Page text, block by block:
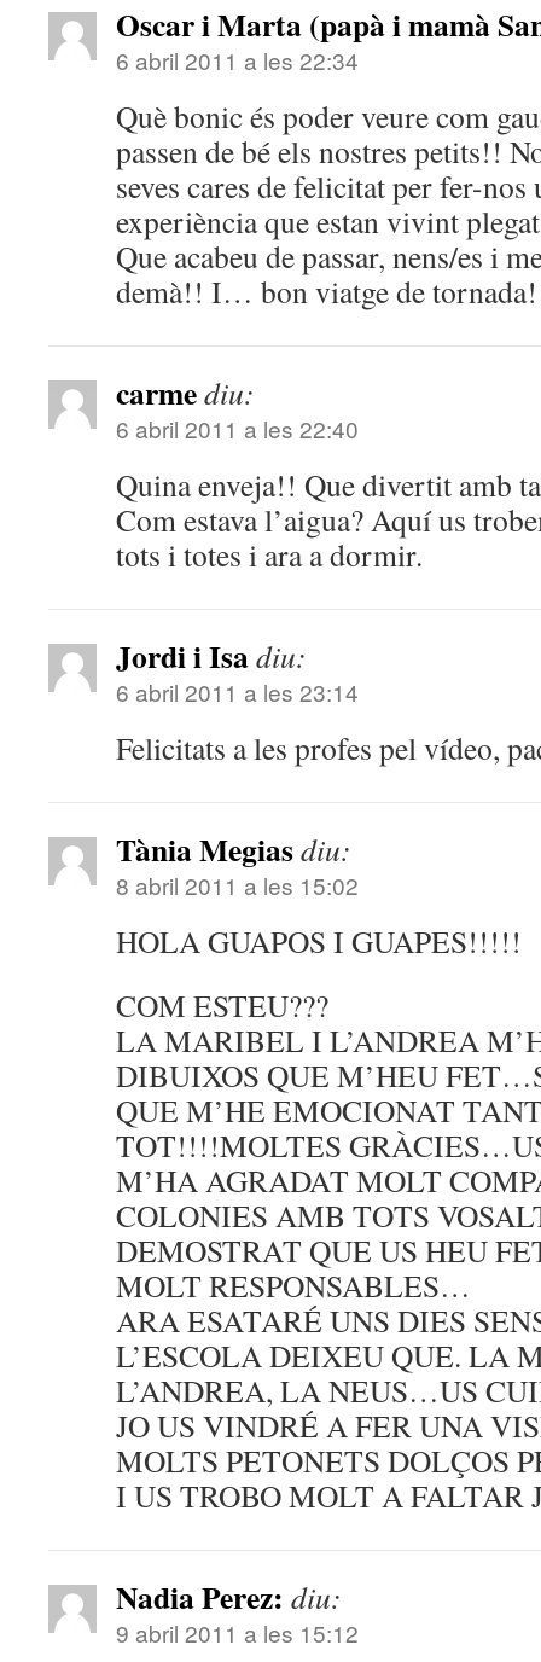
Oscar i Marta (papà i mamà
6 abril 2011 a les 22:34
Què bonic és poder veure com
passen de bé els nostres petits!!
seves cares de felicitat per fer-nos
experiència que estan vivint
Que acabeu de passar, nens/es i
demà!! I… bon viatge de
carmediu:
6 abril 2011 a les 22:40
Quina enveja!! Que divertit amb
Com estava l’aigua? Aquí us
tots i totes i ara a dormir.
Jordi i Isadiu:
6 abril 2011 a les 23:14
Felicitats a les profes pel vídeo,
Tània Megiasdiu:
8 abril 2011 a les 15:02
HOLA GUAPOS I GUAPES!!!!!
COM ESTEU???
LA MARIBEL I L’ANDREA
DIBUIXOS QUE M’HEU
QUE M’HE EMOCIONAT
TOT!!!!MOLTES
M’HA AGRADAT MOLT
COLONIES AMB TOTS
DEMOSTRAT QUE US HEU
MOLT RESPONSABLES…
ARA ESATARÉ UNS DIES
L’ESCOLA DEIXEU QUE. LA
L’ANDREA, LA NEUS…US
JO US VINDRÉ A FER UNA
MOLTS PETONETS DOLÇOS
I US TROBO MOLT A
Nadia Perez: diu:
9 abril 2011 a les 15:12